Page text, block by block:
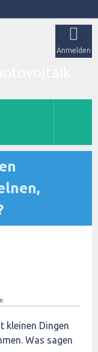
Anmelden
kleinen Dingen
Was sagen